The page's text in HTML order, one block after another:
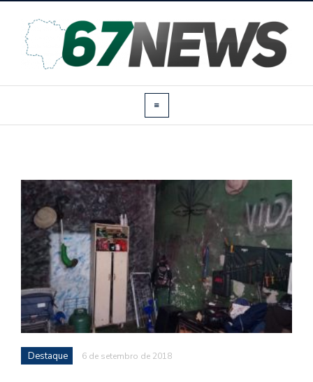
Destaque 6 de setembro de 2018